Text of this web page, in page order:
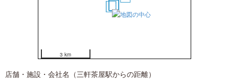
3
45
3 km
店舗・施設・会社名（三軒茶屋駅からの距離）